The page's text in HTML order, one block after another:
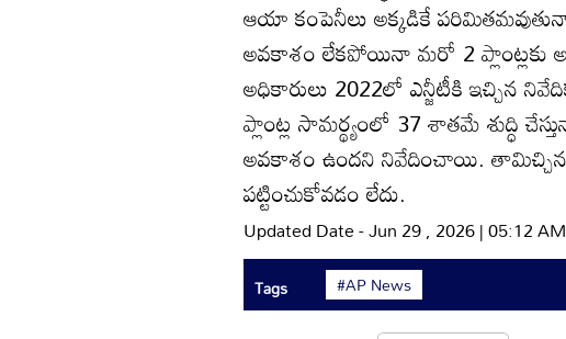
ఆయా కంపెనీలు అక్కడికే
అవకాశం లేకపోయినా మరో 2 ప్లాంట్లకు
అధికారులు 2022లో ఎన్జీటీకి ఇచ్చిన
ప్లాంట్ల సామర్థ్యంలో 37 శాతమే శుద్ధి
అవకాశం ఉందని నివేదించాయి. తామిచ్చిన
పట్టించుకోవడం లేదు.
Updated Date - Jun 29 , 2026 | 05:12 AM
Tags #AP News